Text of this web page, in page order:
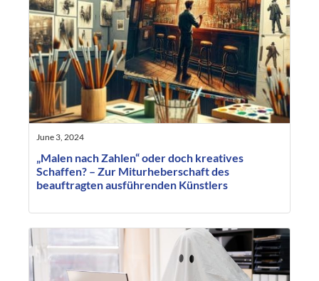
June 3, 2024
„Malen nach Zahlen“ oder doch kreatives
Schaffen? – Zur Miturheberschaft des
beauftragten ausführenden Künstlers